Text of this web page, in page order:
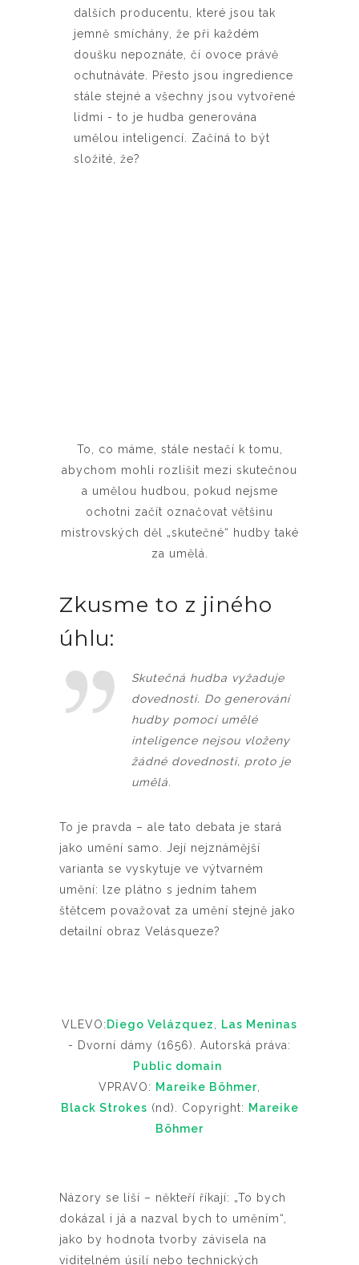
dalších producentu, které jsou tak
jemně smíchány, že při každém
doušku nepoznáte, čí ovoce právě
ochutnáváte. Přesto jsou ingredience
stále stejné a všechny jsou vytvořené
lidmi - to je hudba generována
umělou inteligencí. Začíná to být
složité, že?
To, co máme, stále nestačí k tomu,
abychom mohli rozlišit mezi skutečnou
a umělou hudbou, pokud nejsme
ochotni začít označovat většinu
mistrovských děl „skutečné“ hudby také
za umělá.
Zkusme to z jiného
úhlu:
Skutečná hudba vyžaduje
dovednosti. Do generování
hudby pomocí umělé
inteligence nejsou vloženy
žádné dovednosti, proto je
umělá.
To je pravda – ale tato debata je stará
jako umění samo. Její nejznámější
varianta se vyskytuje ve výtvarném
umění: lze plátno s jedním tahem
štětcem považovat za umění stejně jako
detailní obraz Velásqueze?
VLEVO: Diego Velázquez
Las Meninas
- Dvorní dámy (1656). Autorská práva:
Public domain
VPRAVO: Mareike Böhmer
Black Strokes (nd). Copyright: Mareike
Böhmer
Názory se liší – někteří říkají: „To bych
dokázal i já a nazval bych to uměním“,
jako by hodnota tvorby závisela na
viditelném úsilí nebo technických